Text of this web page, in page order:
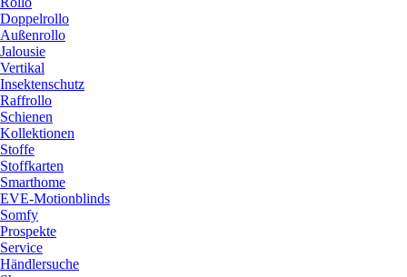
Doppelrollo
Außenrollo
Jalousie
Vertikal
Insektenschutz
Raffrollo
Schienen
Kollektionen
Stoffe
Stoffkarten
Smarthome
EVE-Motionblinds
Somfy
Prospekte
Service
Händlersuche